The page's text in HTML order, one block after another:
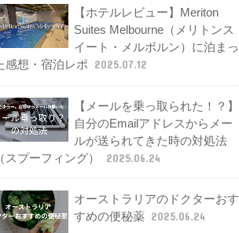
【ホテルレビュー】Meriton
Suites Melbourne（メリトンス
イート・メルボルン）に泊まっ
感想・宿泊レポ
2025.07.12
【メールを乗っ取られた！？】
自分のEmailアドレスからメー
ルが送られてきた時の対処法
（スプーフィング）
2025.06.24
オーストラリアのドクターおす
すめの便秘薬 2025.06.24